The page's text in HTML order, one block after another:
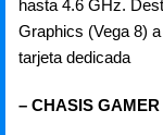
hasta 4.6 GHz.
Graphics (Vega 8)
tarjeta dedicada
– CHASIS